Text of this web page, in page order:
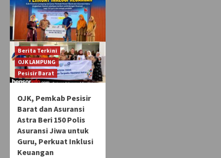
Berita Terkini
OJK LAMPUNG
Pesisir Barat
OJK, Pemkab Pesisir
Barat dan Asuransi
Astra Beri 150 Polis
Asuransi Jiwa untuk
Guru, Perkuat Inklusi
Keuangan